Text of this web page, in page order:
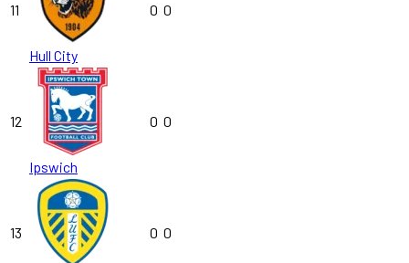
11
Hull City
0 0
12
Ipswich
0 0
13 0 0